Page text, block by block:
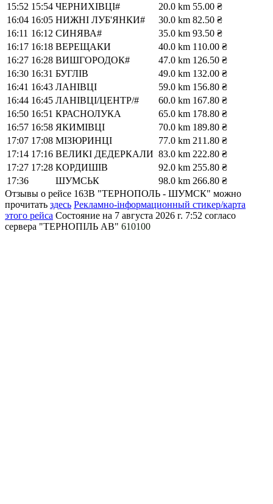
15:52 15:54 ЧЕРНИХІВЦІ# 20.0 km 55.00 ₴
16:04 16:05 НИЖНІ ЛУБ'ЯНКИ# 30.0 km 82.50 ₴
16:11 16:12 СИНЯВА# 35.0 km 93.50 ₴
16:17 16:18 ВЕРЕЩАКИ 40.0 km 110.00 ₴
16:27 16:28 ВИШГОРОДОК# 47.0 km 126.50 ₴
16:30 16:31 БУГЛІВ 49.0 km 132.00 ₴
16:41 16:43 ЛАНІВЦІ 59.0 km 156.80 ₴
16:44 16:45 ЛАНІВЦІ/ЦЕНТР/# 60.0 km 167.80 ₴
16:50 16:51 КРАСНОЛУКА 65.0 km 178.80 ₴
16:57 16:58 ЯКИМІВЦІ 70.0 km 189.80 ₴
17:07 17:08 МІЗЮРИНЦІ 77.0 km 211.80 ₴
17:14 17:16 ВЕЛИКІ ДЕДЕРКАЛИ 83.0 km 222.80 ₴
17:27 17:28 КОРДИШІВ 92.0 km 255.80 ₴
17:36
ШУМСЬК 98.0 km 266.80 ₴
Отзывы о рейсе 163В "ТЕРНОПОЛЬ - ШУМСК" можно
прочитать здесь Рекламно-інформационный стикер/карта
этого рейса Состояние на 7 августа 2026 г. 7:52 согласо
сервера "ТЕРНОПІЛЬ АВ" 610100